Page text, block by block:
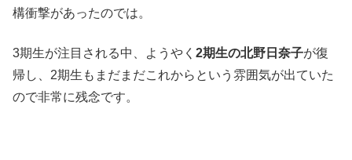
構衝撃があったのでは。
3期生が注目される中、ようやく 2期生の北野日奈子が復
帰し、2期生もまだまだこれからという雰囲気が出ていた
ので非常に残念です。